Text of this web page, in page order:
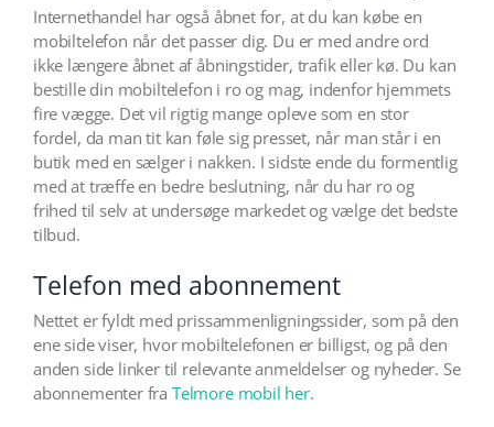
Internethandel har også åbnet for, at du kan købe en
mobiltelefon når det passer dig. Du er med andre ord
ikke længere åbnet af åbningstider, trafik eller kø. Du kan
bestille din mobiltelefon i ro og mag, indenfor hjemmets
fire vægge. Det vil rigtig mange opleve som en stor
fordel, da man tit kan føle sig presset, når man står i en
butik med en sælger i nakken. I sidste ende du formentlig
med at træffe en bedre beslutning, når du har ro og
frihed til selv at undersøge markedet og vælge det bedste
tilbud.
Telefon med abonnement
Nettet er fyldt med prissammenligningssider, som på den
ene side viser, hvor mobiltelefonen er billigst, og på den
anden side linker til relevante anmeldelser og nyheder. Se
abonnementer fra Telmore mobil her.